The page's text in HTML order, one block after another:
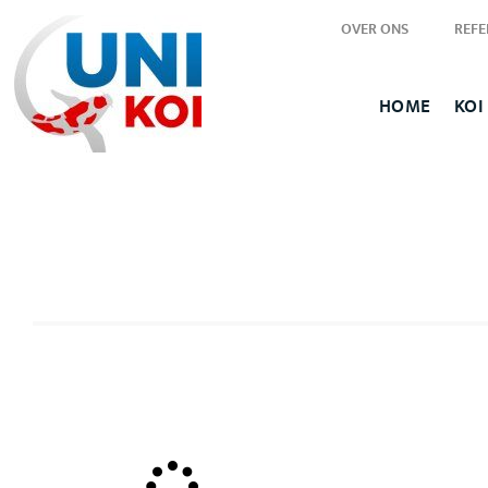
OVER ONS
HOME